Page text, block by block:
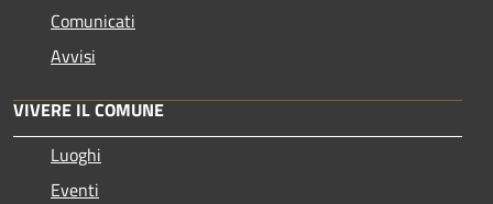
Comunicati
Avvisi
VIVERE IL COMUNE
Luoghi
Eventi